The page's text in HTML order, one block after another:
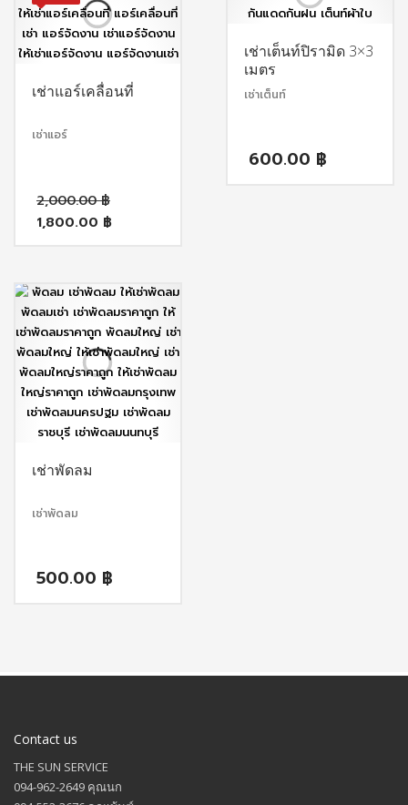
เช่าแอร์เคลื่อนที่
เช่าแอร์
2,000.00฿
1,800.00 ฿
Current
1,800.00 ฿.
เช่าเต็นท์ปิรามิด 3×3
เมตร
เช่าเต็นท์
600.00 ฿
เช่าพัดลม
เช่าพัดลม
500.00 ฿
Contact us
THE SUN SERVICE
094-962-2649 คุณนก